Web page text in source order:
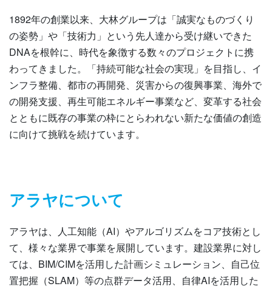
1892年の創業以来、大林グループは「誠実なものづくり
の姿勢」や「技術力」という先人達から受け継いできた
DNAを根幹に、時代を象徴する数々のプロジェクトに携
わってきました。「持続可能な社会の実現」を目指し、イ
ンフラ整備、都市の再開発、災害からの復興事業、海外で
の開発支援、再生可能エネルギー事業など、変革する社会
とともに既存の事業の枠にとらわれない新たな価値の創造
に向けて挑戦を続けています。
アラヤについて
アラヤは、人工知能（AI）やアルゴリズムをコア技術とし
て、様々な業界で事業を展開しています。建設業界に対し
ては、BIM/CIMを活用した計画シミュレーション、自己位
置把握（SLAM）等の点群データ活用、自律AIを活用した